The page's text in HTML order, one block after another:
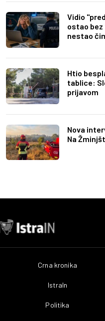
Vidio
ostao
nestao
Htio
tablice:
prijavom
Nova
Na
Crna kronika
IstraIn
Politika